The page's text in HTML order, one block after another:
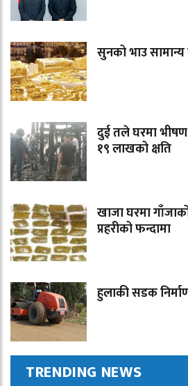
सुनको भाउ
दुई तले घरमा
१९ लाखको क्षति
खाजा घरमा
प्रहरीको फन्दामा
हुलाकी सडक
TRENDING NEWS